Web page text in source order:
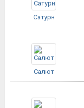
Сатурн
Салют